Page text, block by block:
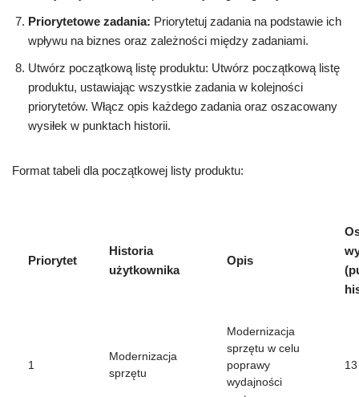
Priorytetowe zadania: Priorytetuj zadania na podstawie ich
wpływu na biznes oraz zależności między zadaniami.
Utwórz początkową listę produktu: Utwórz początkową listę
produktu, ustawiając wszystkie zadania w kolejności
priorytetów. Włącz opis każdego zadania oraz oszacowany
wysiłek w punktach historii.
Format tabeli dla początkowej listy produktu:
Priorytet
Historia
użytkownika
Opis
1
Modernizacja
sprzętu
Modernizacja
sprzętu w celu
poprawy
wydajności
13